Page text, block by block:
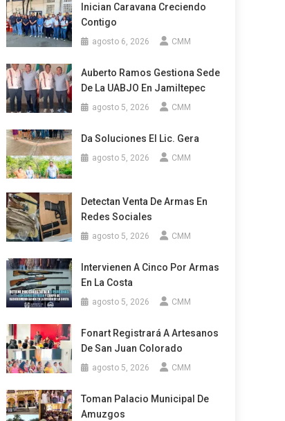
Inician Caravana Creciendo
Contigo
agosto 6, 2026 CMM
Auberto Ramos Gestiona Sede
De La UABJO En Jamiltepec
agosto 5, 2026 CMM
Da Soluciones El Lic. Gera
agosto 5, 2026 CMM
Detectan Venta De Armas En
Redes Sociales
agosto 5, 2026 CMM
Intervienen A Cinco Por Armas
En La Costa
agosto 5, 2026 CMM
Fonart Registrará A Artesanos
De San Juan Colorado
agosto 5, 2026 CMM
Toman Palacio Municipal De
Amuzgos